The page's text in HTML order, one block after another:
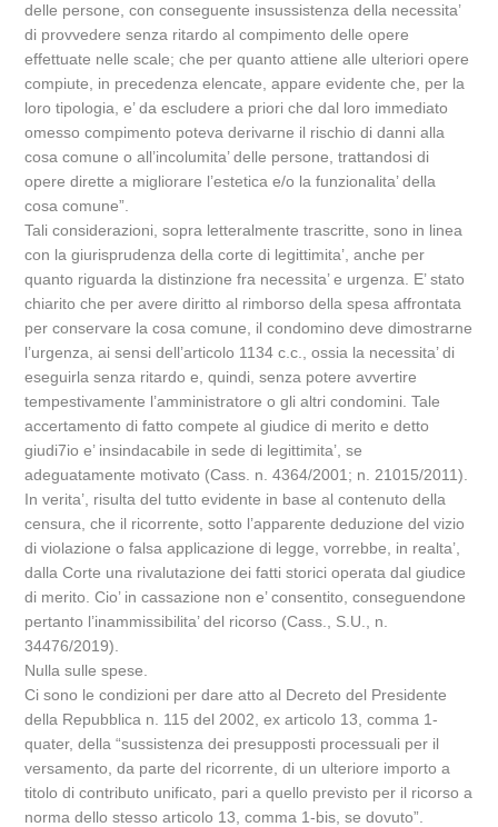
delle persone, con conseguente insussistenza della necessita’
di provvedere senza ritardo al compimento delle opere
effettuate nelle scale; che per quanto attiene alle ulteriori opere
compiute, in precedenza elencate, appare evidente che, per la
loro tipologia, e’ da escludere a priori che dal loro immediato
omesso compimento poteva derivarne il rischio di danni alla
cosa comune o all’incolumita’ delle persone, trattandosi di
opere dirette a migliorare l’estetica e/o la funzionalita’ della
cosa comune”.
Tali considerazioni, sopra letteralmente trascritte, sono in linea
con la giurisprudenza della corte di legittimita’, anche per
quanto riguarda la distinzione fra necessita’ e urgenza. E’ stato
chiarito che per avere diritto al rimborso della spesa affrontata
per conservare la cosa comune, il condomino deve dimostrarne
l’urgenza, ai sensi dell’articolo 1134 c.c., ossia la necessita’ di
eseguirla senza ritardo e, quindi, senza potere avvertire
tempestivamente l’amministratore o gli altri condomini. Tale
accertamento di fatto compete al giudice di merito e detto
giudi7io e’ insindacabile in sede di legittimita’, se
adeguatamente motivato (Cass. n. 4364/2001; n. 21015/2011).
In verita’, risulta del tutto evidente in base al contenuto della
censura, che il ricorrente, sotto l’apparente deduzione del vizio
di violazione o falsa applicazione di legge, vorrebbe, in realta’,
dalla Corte una rivalutazione dei fatti storici operata dal giudice
di merito. Cio’ in cassazione non e’ consentito, conseguendone
pertanto l’inammissibilita’ del ricorso (Cass., S.U., n.
34476/2019).
Nulla sulle spese.
Ci sono le condizioni per dare atto al Decreto del Presidente
della Repubblica n. 115 del 2002, ex articolo 13, comma 1-
quater, della “sussistenza dei presupposti processuali per il
versamento, da parte del ricorrente, di un ulteriore importo a
titolo di contributo unificato, pari a quello previsto per il ricorso a
norma dello stesso articolo 13, comma 1-bis, se dovuto”.